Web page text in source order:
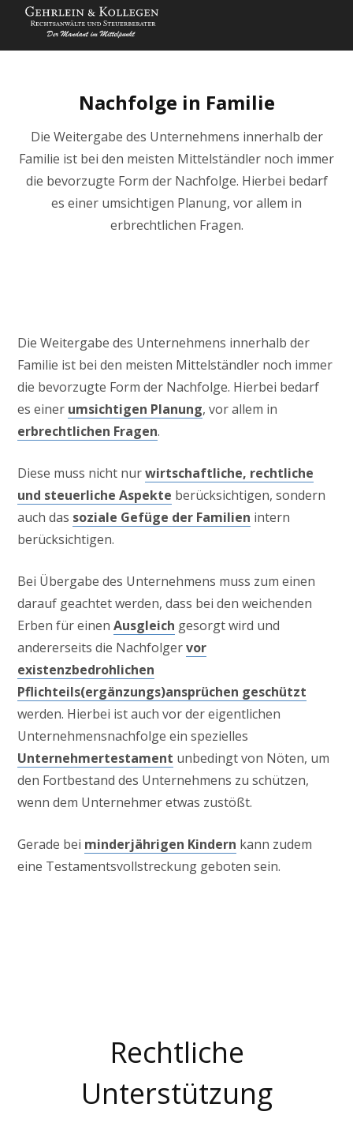
Nachfolge in Familie
Die Weitergabe des Unternehmens innerhalb der
Familie ist bei den meisten Mittelständler noch immer
die bevorzugte Form der Nachfolge. Hierbei bedarf
es einer umsichtigen Planung, vor allem in
erbrechtlichen Fragen.
Die Weitergabe des Unternehmens innerhalb der
Familie ist bei den meisten Mittelständler noch immer
die bevorzugte Form der Nachfolge. Hierbei bedarf
es einer umsichtigen Planung, vor allem in
erbrechtlichen Fragen.
Diese muss nicht nurwirtschaftliche, rechtliche
und steuerliche Aspekte berücksichtigen, sondern
auch das soziale Gefüge der Familien intern
berücksichtigen.
Bei Übergabe des Unternehmens muss zum einen
darauf geachtet werden, dass bei den weichenden
Erben für einenAusgleich gesorgt wird und
andererseits die Nachfolgervor
existenzbedrohlichen
Pflichteils(ergänzungs)ansprüchen geschützt
werden. Hierbei ist auch vor der eigentlichen
Unternehmensnachfolge ein spezielles
Unternehmertestament unbedingt von Nöten, um
den Fortbestand des Unternehmens zu schützen,
wenn dem Unternehmer etwas zustößt.
Gerade bei minderjährigen Kindern kann zudem
eine Testamentsvollstreckung geboten sein.
Rechtliche
Unterstützung